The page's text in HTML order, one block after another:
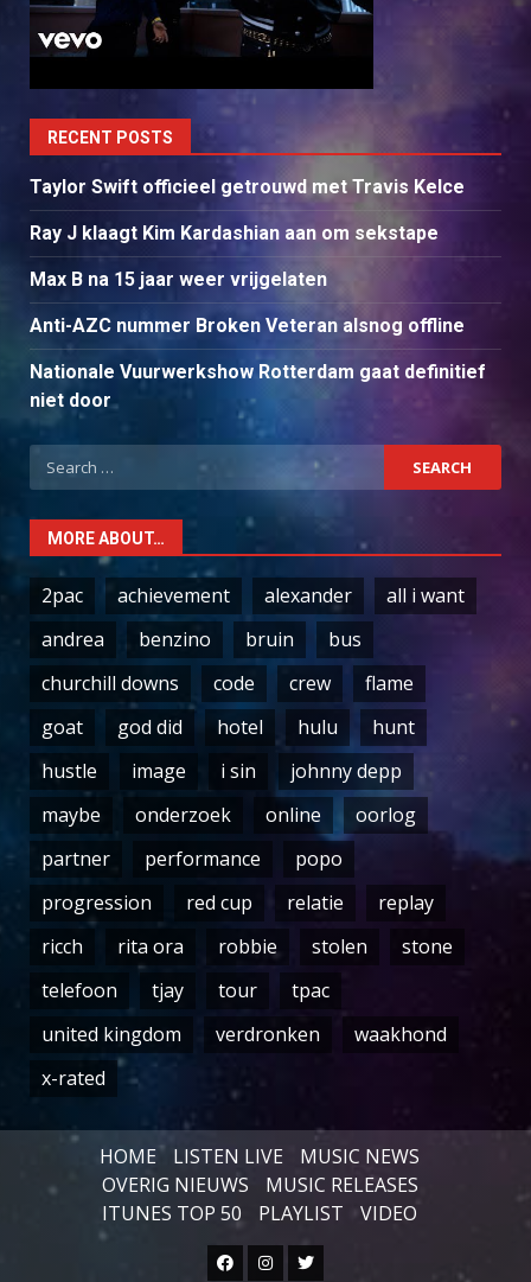
RECENT POSTS
Taylor Swift officieel getrouwd met Travis Kelce
Ray J klaagt Kim Kardashian aan om sekstape
Max B na 15 jaar weer vrijgelaten
Anti-AZC nummer Broken Veteran alsnog offline
Nationale Vuurwerkshow Rotterdam gaat definitief
niet door
Search
for:
MORE ABOUT…
2pac achievement alexander
all i want
andrea
benzino bruin
bus
churchill downs
code crew
flame
goat
god did hotel hulu
hunt
hustle
image i sin
johnny depp
maybe
onderzoek online
oorlog
partner
performance
popo
progression
red cup relatie
replay
ricch
rita ora robbie stolen
stone
telefoon
tjay tour
tpac
united kingdom
verdronken
waakhond
x-rated
HOME LISTEN LIVE
MUSIC NEWS
OVERIG NIEUWS
MUSIC RELEASES
ITUNES TOP 50
PLAYLIST VIDEO
Facebook
Instagram
Twitter